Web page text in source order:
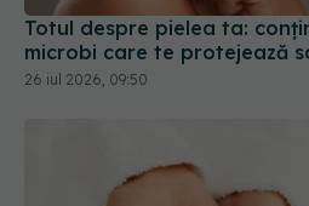
Totul despre pielea ta:
microbi care te protejează
26 iul 2026, 09:50